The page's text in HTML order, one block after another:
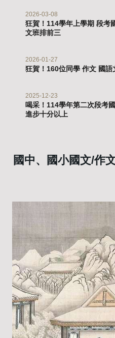
2026-03-08
狂賀！114學年上學期 段考
文班排前三
2026-01-27
狂賀！160位同學 作文 國
2025-12-23
喝采！114學年第二次段考
進步十分以上
國中、國小國文/作